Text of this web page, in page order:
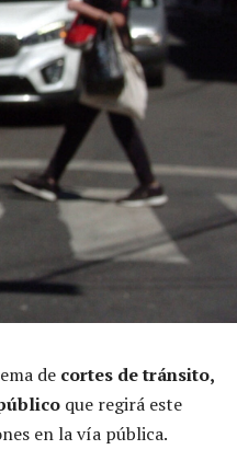
de cortes de tránsito,
que regirá este
en la vía pública.